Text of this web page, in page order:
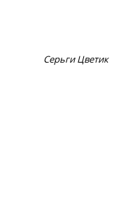
Серьги Цветик